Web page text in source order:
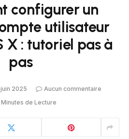
configurer un
utilisateur
X : tutoriel pas à
pas
2025
Aucun commentaire
Minutes de Lecture